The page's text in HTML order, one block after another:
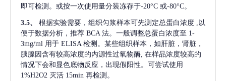
即可检测。或按一次使用量分装冻存于-20°C 或-80°C。
3.5、 根据实验需要，组织匀浆样本可先测定总蛋白浓度
,以
便于数据分析，推荐 BCA 法。一般调整总蛋白浓度至 1-
3mg/ml 用于 ELISA 检测。某些组织样本，如肝脏，肾脏，
胰腺因含有较高浓度的内源性过氧物酶, 在样品浓度较高的
情况下会和显色底物反应，出现假阳性。可尝试使用
1%H2O2 灭活 15min 再检测。